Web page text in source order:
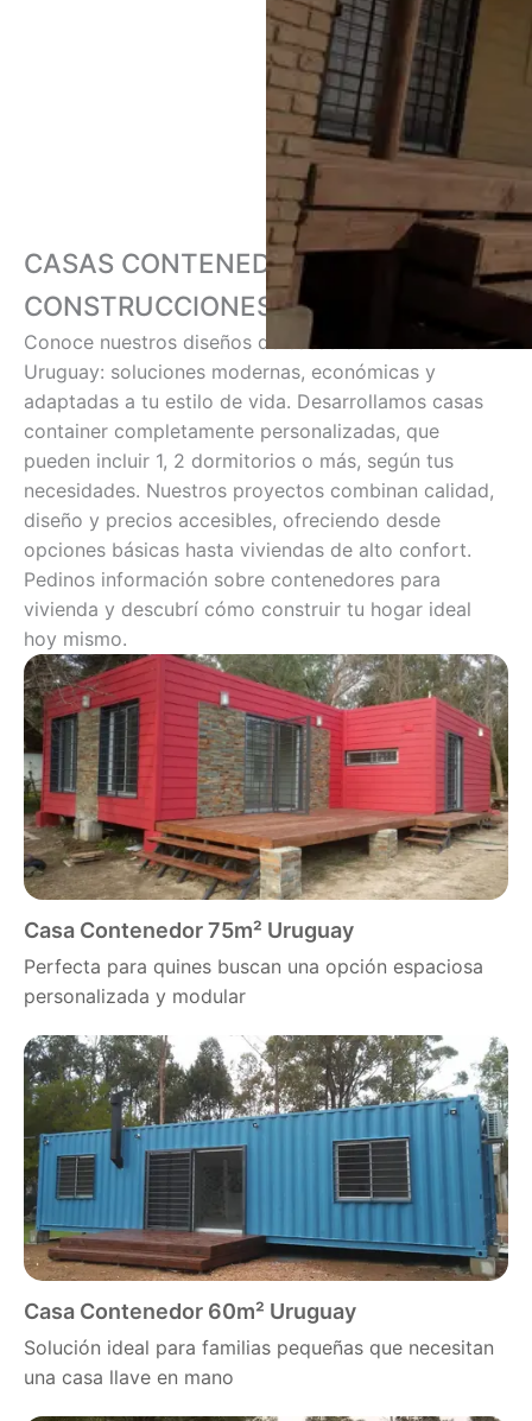
CASAS CONTENEDORES DE MISTER
CONSTRUCCIONES
Conoce nuestros diseños de casas contenedores en
Uruguay: soluciones modernas, económicas y
adaptadas a tu estilo de vida. Desarrollamos casas
container completamente personalizadas, que
pueden incluir 1, 2 dormitorios o más, según tus
necesidades. Nuestros proyectos combinan calidad,
diseño y precios accesibles, ofreciendo desde
opciones básicas hasta viviendas de alto confort.
Pedinos información sobre contenedores para
vivienda y descubrí cómo construir tu hogar ideal
hoy mismo.
Casa Contenedor 75m² Uruguay
Perfecta para quines buscan una opción espaciosa
personalizada y modular
Casa Contenedor 60m² Uruguay
Solución ideal para familias pequeñas que necesitan
una casa llave en mano